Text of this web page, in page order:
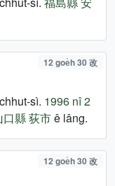
12 goe̍h 30 改
sì. 1996 nî2
口縣荻市ê lâng.
12 goe̍h 30 改